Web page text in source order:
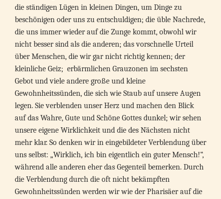
die ständigen Lügen in kleinen Dingen, um Dinge zu
beschönigen oder uns zu entschuldigen; die üble Nachrede,
die uns immer wieder auf die Zunge kommt, obwohl wir
nicht besser sind als die anderen; das vorschnelle Urteil
über Menschen, die wir gar nicht richtig kennen; der
kleinliche Geiz; erbärmlichen Grauzonen im sechsten
Gebot und viele andere große und kleine
Gewohnheitssünden, die sich wie Staub auf unsere Augen
legen. Sie verblenden unser Herz und machen den Blick
auf das Wahre, Gute und Schöne Gottes dunkel; wir sehen
unsere eigene Wirklichkeit und die des Nächsten nicht
mehr klar. So denken wir in eingebildeter Verblendung über
uns selbst: „Wirklich, ich bin eigentlich ein guter Mensch!“,
während alle anderen eher das Gegenteil bemerken. Durch
die Verblendung durch die oft nicht bekämpften
Gewohnheitssünden werden wir wie der Pharisäer auf die